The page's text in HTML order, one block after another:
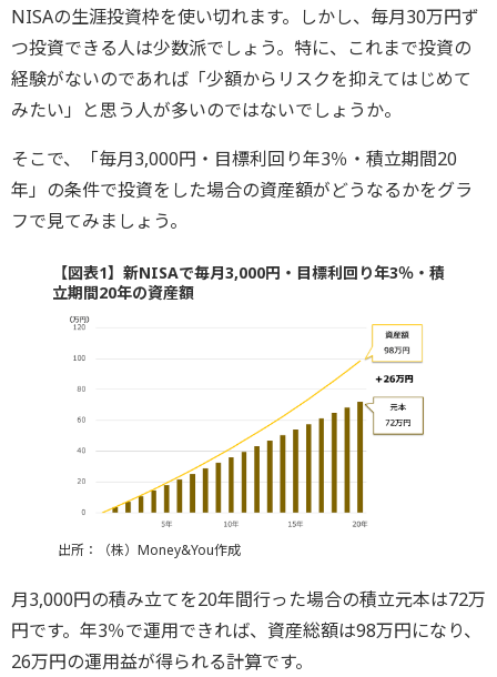
NISAの生涯投資枠を使い切れます。しかし、毎月30万円ず
つ投資できる人は少数派でしょう。特に、これまで投資の
経験がないのであれば「少額からリスクを抑えてはじめて
みたい」と思う人が多いのではないでしょうか。
そこで、「毎月3,000円・目標利回り年3％・積立期間20
年」の条件で投資をした場合の資産額がどうなるかをグラ
フで見てみましょう。
【図表1】新NISAで毎月3,000円・目標利回り年3％・積
立期間20年の資産額
出所：（株）Money&You作成
月3,000円の積み立てを20年間行った場合の積立元本は72万
円です。年3％で運用できれば、資産総額は98万円になり、
26万円の運用益が得られる計算です。